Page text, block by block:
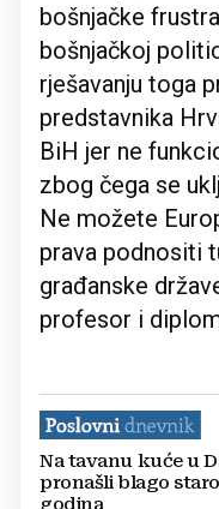
bošnjačke
bošnjačkoj
rješavanju toga
predstavnika
BiH jer ne
zbog čega se
Ne možete
prava podnositi
građanske
profesor i
Na tavanu kuće u
pronašli blago staro
godina